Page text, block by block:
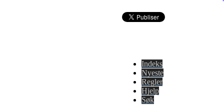
Indeks
Nyeste
Regler
Hjelp
Søk